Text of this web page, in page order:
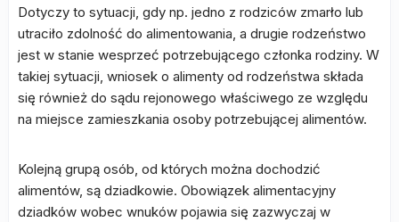
Dotyczy to sytuacji, gdy np. jedno z rodziców zmarło lub
utraciło zdolność do alimentowania, a drugie rodzeństwo
jest w stanie wesprzeć potrzebującego członka rodziny. W
takiej sytuacji, wniosek o alimenty od rodzeństwa składa
się również do sądu rejonowego właściwego ze względu
na miejsce zamieszkania osoby potrzebującej alimentów.
Kolejną grupą osób, od których można dochodzić
alimentów, są dziadkowie. Obowiązek alimentacyjny
dziadków wobec wnuków pojawia się zazwyczaj w